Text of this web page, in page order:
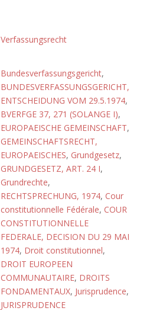
Verfassungsrecht
Bundesverfassungsgericht,
BUNDESVERFASSUNGSGERICHT,
ENTSCHEIDUNG VOM 29.5.1974,
BVERFGE 37, 271 (SOLANGE I),
EUROPAEISCHE GEMEINSCHAFT,
GEMEINSCHAFTSRECHT,
EUROPAEISCHES, Grundgesetz,
GRUNDGESETZ, ART. 24 I,
Grundrechte,
RECHTSPRECHUNG, 1974, Cour
constitutionnelle Fédérale, COUR
CONSTITUTIONNELLE
FEDERALE, DECISION DU 29 MAI
1974, Droit constitutionnel,
DROIT EUROPEEN
COMMUNAUTAIRE, DROITS
FONDAMENTAUX, Jurisprudence,
JURISPRUDENCE